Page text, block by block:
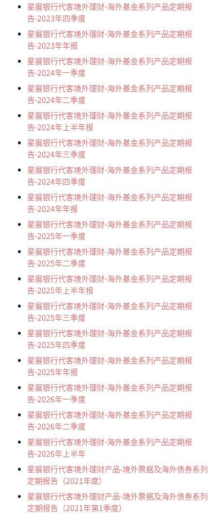
星展银行代客境外理财-海外基金系列产品定期报
告-2023年四季度
星展银行代客境外理财-海外基金系列产品定期报
告-2023年年报
星展银行代客境外理财-海外基金系列产品定期报
告-2024年一季度
星展银行代客境外理财-海外基金系列产品定期报
告-2024年二季度
星展银行代客境外理财-海外基金系列产品定期报
告-2024年上半年报
星展银行代客境外理财-海外基金系列产品定期报
告-2024年三季度
星展银行代客境外理财-海外基金系列产品定期报
告-2024年四季度
星展银行代客境外理财-海外基金系列产品定期报
告-2024年年报
星展银行代客境外理财-海外基金系列产品定期报
告-2025年一季度
星展银行代客境外理财-海外基金系列产品定期报
告-2025年二季度
星展银行代客境外理财-海外基金系列产品定期报
告-2025年上半年报
星展银行代客境外理财-海外基金系列产品定期报
告-2025年三季度
星展银行代客境外理财-海外基金系列产品定期报
告-2025年四季度
星展银行代客境外理财-海外基金系列产品定期报
告-2025年年报
星展银行代客境外理财-海外基金系列产品定期报
告-2026年一季度
星展银行代客境外理财-海外基金系列产品定期报
告-2026年二季度
星展银行代客境外理财-海外基金系列产品定期报
告-2026年上半年
星展银行代客境外理财产品-境外票据及海外债券系列
定期报告（2021年度）
星展银行代客境外理财产品-境外票据及海外债券系列
定期报告（2021年第1季度）